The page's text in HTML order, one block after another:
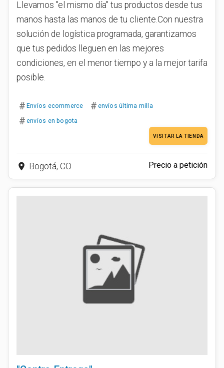
Llevamos "el mismo día" tus productos desde tus
manos hasta las manos de tu cliente.Con nuestra
solución de logística programada, garantizamos
que tus pedidos lleguen en las mejores
condiciones, en el menor tiempo y a la mejor tarifa
posible.
# Envíos ecommerce # envíos última milla
# envíos en bogota
VISITAR LA TIENDA
place Bogotá, CO Precio a petición